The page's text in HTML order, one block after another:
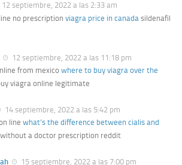
12 septiembre, 2022 a las 2:33 am
no prescription viagra price in canada sildenafil
12 septiembre, 2022 a las 11:18 pm
from mexico where to buy viagra over the
viagra online legitimate
14 septiembre, 2022 a las 5:42 pm
line what’s the difference between cialis and
a doctor prescription reddit
15 septiembre, 2022 a las 7:00 pm